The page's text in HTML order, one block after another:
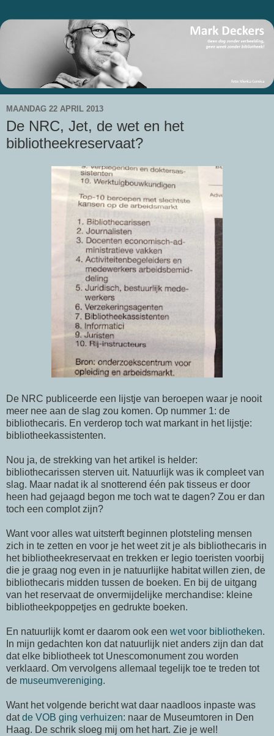
MAANDAG 22 APRIL 2013
De NRC, Jet, de wet en het
bibliotheekreservaat?
De NRC publiceerde een lijstje van beroepen waar je nooit
meer nee aan de slag zou komen. Op nummer 1: de
bibliothecaris. En verderop toch wat markant in het lijstje:
bibliotheekassistenten.
Nou ja, de strekking van het artikel is helder:
bibliothecarissen sterven uit. Natuurlijk was ik compleet van
slag. Maar nadat ik al snotterend één pak tisseus er door
heen had gejaagd begon me toch wat te dagen? Zou er dan
toch een complot zijn?
Want voor alles wat uitsterft beginnen plotsteling mensen
zich in te zetten en voor je het weet zit je als bibliothecaris in
het bibliotheekreservaat en trekken er legio toeristen voorbij
die je graag nog even in je natuurlijke habitat willen zien, de
bibliothecaris midden tussen de boeken. En bij de uitgang
van het reservaat de onvermijdelijke merchandise: kleine
bibliotheekpoppetjes en gedrukte boeken.
En natuurlijk komt er daarom ook een wet voor bibliotheken.
In mijn gedachten kon dat natuurlijk niet anders zijn dan dat
dat elke bibliotheek tot Unescomonument zou worden
verklaard. Om vervolgens allemaal tegelijk toe te treden tot
de museumvereniging.
Want het volgende bericht wat daar naadloos inpaste was
datde VOB ging verhuizen: naar de Museumtoren in Den
Haag. De schrik sloeg mij om het hart. Zie je wel!